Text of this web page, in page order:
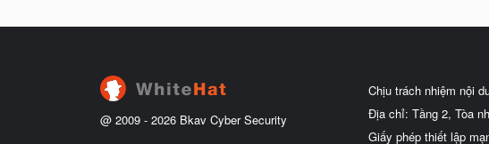
@ 2009 - 2026 Bkav Cyber Security
Chịu trách nhiệm nội
Địa chỉ: Tầng 2, Tòa
Giấy phép thiết lập